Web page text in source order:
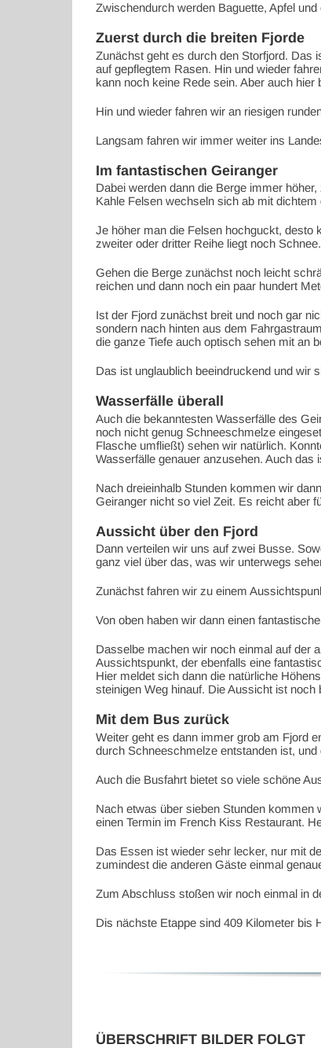
Zwischendurch werden Baguette, Apfel
Zuerst durch die breiten Fjorde
Zunächst geht es durch den Storfjord. Das
auf gepflegtem Rasen. Hin und wieder
kann noch keine Rede sein. Aber auch hier
Hin und wieder fahren wir an riesigen
Langsam fahren wir immer weiter ins
Im fantastischen Geiranger
Dabei werden dann die Berge immer
Kahle Felsen wechseln sich ab mit
Je höher man die Felsen hochguckt, desto
zweiter oder dritter Reihe liegt noch
Gehen die Berge zunächst noch leicht
reichen und dann noch ein paar hundert
Ist der Fjord zunächst breit und noch gar
sondern nach hinten aus dem
die ganze Tiefe auch optisch sehen mit an
Das ist unglaublich beeindruckend und wir
Wasserfälle überall
Auch die bekanntesten Wasserfälle des
noch nicht genug Schneeschmelze
Flasche umfließt) sehen wir natürlich.
Wasserfälle genauer anzusehen. Auch das
Nach dreieinhalb Stunden kommen wir
Geiranger nicht so viel Zeit. Es reicht aber
Aussicht über den Fjord
Dann verteilen wir uns auf zwei Busse.
ganz viel über das, was wir unterwegs
Zunächst fahren wir zu einem
Von oben haben wir dann einen
Dasselbe machen wir noch einmal auf der
Aussichtspunkt, der ebenfalls eine
Hier meldet sich dann die natürliche
steinigen Weg hinauf. Die Aussicht ist
Mit dem Bus zurück
Weiter geht es dann immer grob am Fjord
durch Schneeschmelze entstanden ist, und
Auch die Busfahrt bietet so viele schöne
Nach etwas über sieben Stunden kommen
einen Termin im French Kiss Restaurant.
Das Essen ist wieder sehr lecker, nur mit
zumindest die anderen Gäste einmal
Zum Abschluss stoßen wir noch einmal in
Dis nächste Etappe sind 409 Kilometer bis
ÜBERSCHRIFT BILDER FOLGT